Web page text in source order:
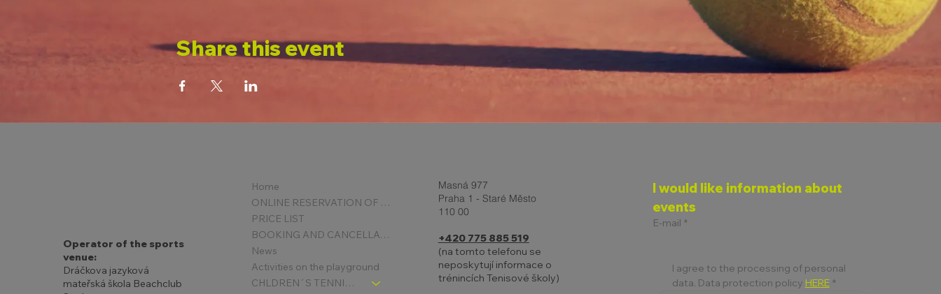
Share this event
Operator of the sports
venue:
Dráčkova jazyková
mateřská škola Beachclub
Home
ONLINE RESERVATION OF COURTS
PRICE LIST
BOOKING AND CANCELLATION
News
Activities on the playground
CHLDREN´S TENNIS SCHOOL - SIGNPOST
Masná 977
Praha 1 - Staré Město
110 00
+420 775 885 519
(na tomto telefonu se
neposkytují informace o
trénincích Tenisové školy)
I would like information about
events
E-mail *
I agree to the processing of personal
data. Data protection policy HERE *